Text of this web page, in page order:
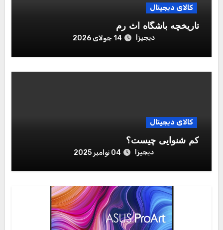
کالای دیجیتال
تاریخچه باشگاه آث رم
دیجیزا 14 جولای 2026
کالای دیجیتال
کم شنوایی چیست؟
دیجیزا 04 نوامبر 2025